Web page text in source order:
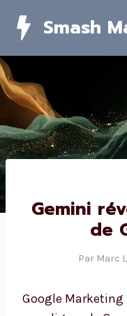
Smash
Gemini
de
Par Marc
Google Marketing